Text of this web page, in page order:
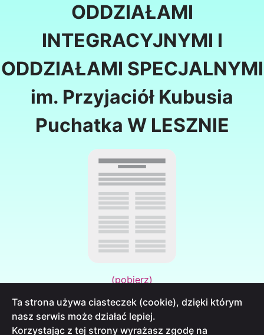
ODDZIAŁAMI
INTEGRACYJNYMI I
ODDZIAŁAMI SPECJALNYMI
im. Przyjaciół Kubusia
Puchatka W LESZNIE
(pobierz)
Ta strona używa ciasteczek (cookie), dzięki którym
nasz serwis może działać lepiej.
Korzystając z tej strony wyrażasz zgodę na